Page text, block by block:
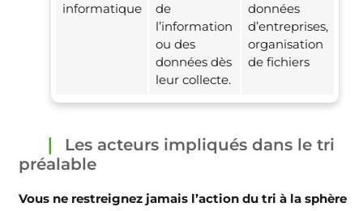
informatique
de
l’information
ou des
données dès
leur collecte.
données
d’entreprises,
organisation
de fichiers
Les acteurs impliqués dans le tri
préalable
Vous ne restreignez jamais l’action du tri à la sphère